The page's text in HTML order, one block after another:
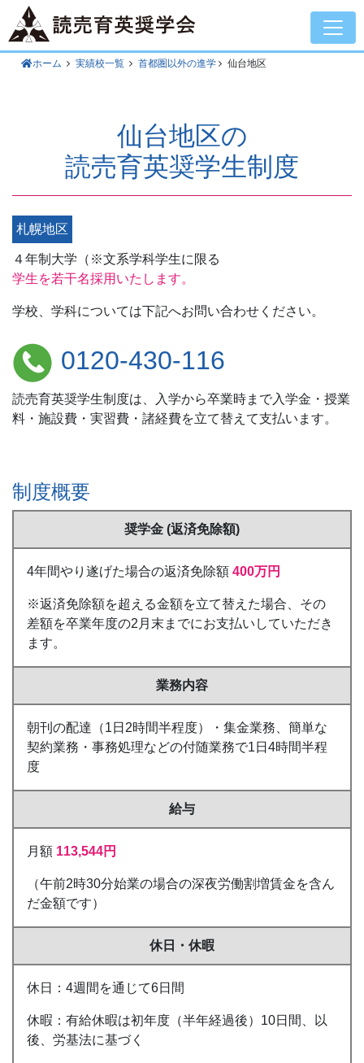
ホーム 実績校一覧 首都圏以外の進学 仙台地区
仙台地区の
読売育英奨学生制度
札幌地区
４年制大学（※文系学科学生に限る
学生を若干名採用いたします。
学校、学科については下記へお問い合わせください。
0120-430-116
読売育英奨学生制度は、入学から卒業時まで入学金・授業
料・施設費・実習費・諸経費を立て替えて支払います。
制度概要
奨学金 (返済免除額)
4年間やり遂げた場合の返済免除額 400万円
※返済免除額を超える金額を立て替えた場合、その
差額を卒業年度の2月末までにお支払いしていただき
ます。
業務内容
朝刊の配達（1日2時間半程度）・集金業務、簡単な
契約業務・事務処理などの付随業務で1日4時間半程
度
給与
月額 113,544円
（午前2時30分始業の場合の深夜労働割増賃金を含ん
だ金額です）
休日・休暇
休日：4週間を通じて6日間
休暇：有給休暇は初年度（半年経過後）10日間、以
後、労基法に基づく